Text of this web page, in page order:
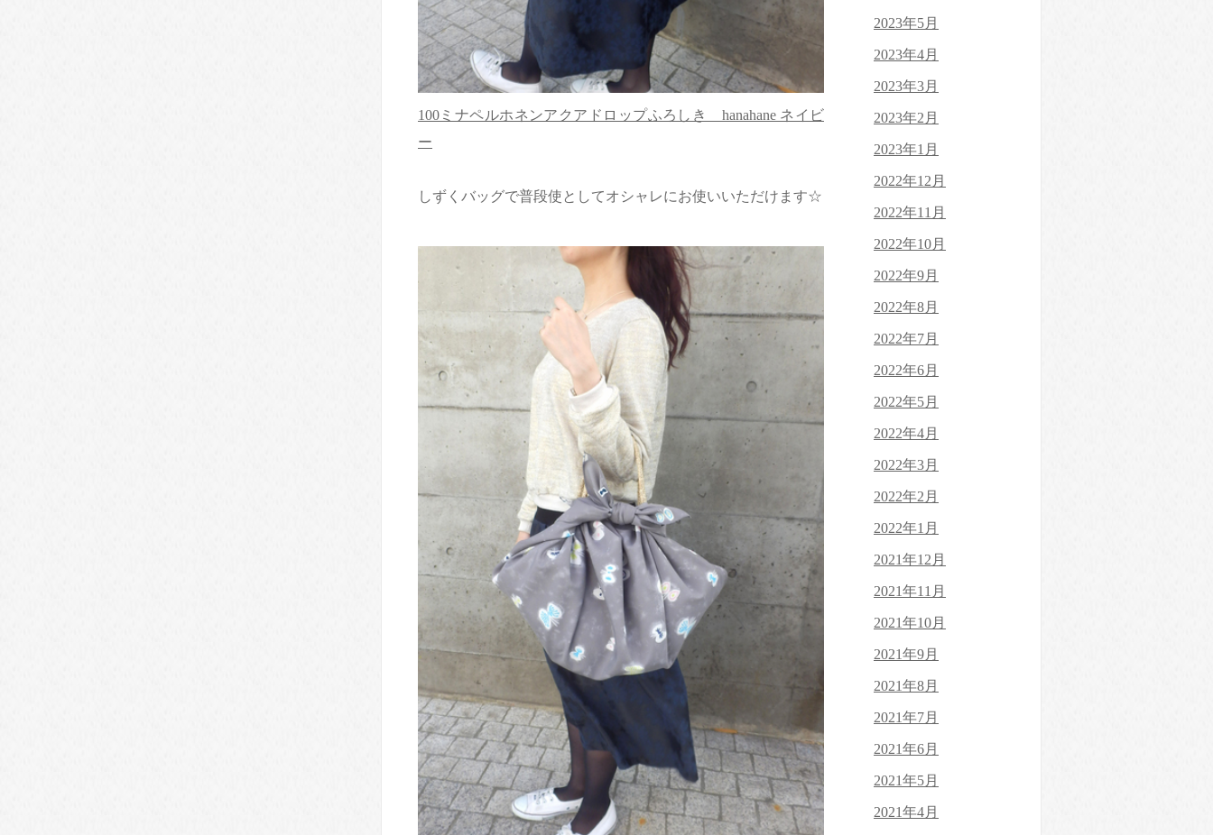
100ミナペルホネンアクアドロップふろしき hanahane ネイビ
ー
しずくバッグで普段使としてオシャレにお使いいただけます☆
2023年5月
2023年4月
2023年3月
2023年2月
2023年1月
2022年12月
2022年11月
2022年10月
2022年9月
2022年8月
2022年7月
2022年6月
2022年5月
2022年4月
2022年3月
2022年2月
2022年1月
2021年12月
2021年11月
2021年10月
2021年9月
2021年8月
2021年7月
2021年6月
2021年5月
2021年4月